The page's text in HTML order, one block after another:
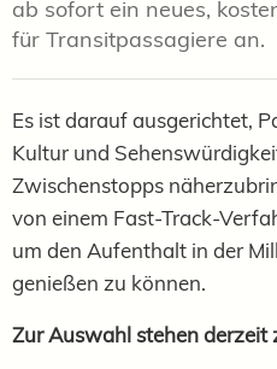
ab sofort ein neues,
für Transitpassagiere an.
Es ist darauf ausgerichtet,
Kultur und
Zwischenstopps
von einem Fast-Track-
um den Aufenthalt in der
genießen zu können.
Zur Auswahl stehen derzeit